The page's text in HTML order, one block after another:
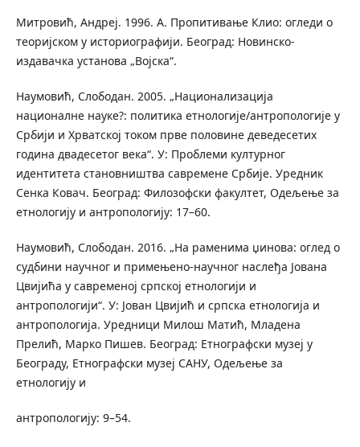
Митровић, Андреј. 1996. А. Пропитивање Клио: огледи о
теоријском у историографији. Београд: Новинско-
издавачка установа „Војска“.
Наумовић, Слободан. 2005. „Национализација
националне науке?: политика етнологије/антропологије у
Србији и Хрватској током прве половине деведесетих
година двадесетог века“. У: Проблеми културног
идентитета становништва савремене Србије. Уредник
Сенка Ковач. Београд: Филозофски факултет, Одељење за
етнологију и антропологију: 17–60.
Наумовић, Слободан. 2016. „На раменима џинова: оглед о
судбини научног и примењено-научног наслеђа Јована
Цвијића у савременој српској етнологији и
антропологији“. У: Јован Цвијић и српска етнологија и
антропологија. Уредници Милош Матић, Младена
Прелић, Марко Пишев. Београд: Етнографски музеј у
Београду, Етнографски музеј САНУ, Одељење за
етнологију и
антропологију: 9–54.